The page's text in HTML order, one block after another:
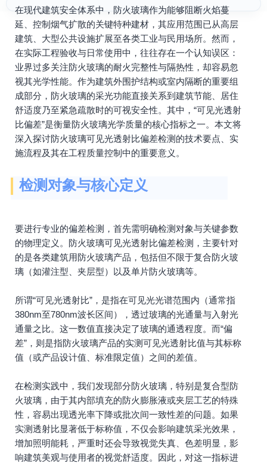
在现代建筑安全体系中，防火玻璃作为能够阻断火焰蔓
延、控制烟气扩散的关键特种建材，其应用范围已从高层
建筑、大型公共设施扩展至各类工业与民用场所。然而，
在实际工程验收与日常使用中，往往存在一个认知误区：
业界过多关注防火玻璃的耐火完整性与隔热性，却容易忽
视其光学性能。作为建筑外围护结构或室内隔断的重要组
成部分，防火玻璃的采光功能直接关系到建筑节能、居住
舒适度乃至紧急疏散时的可视安全性。其中，“可见光透射
比偏差”是衡量防火玻璃光学质量的核心指标之一。本文将
深入探讨防火玻璃可见光透射比偏差检测的技术要点、实
施流程及其在工程质量控制中的重要意义。
检测对象与核心定义
要进行专业的偏差检测，首先需明确检测对象与关键参数
的物理定义。防火玻璃可见光透射比偏差检测，主要针对
的是各类建筑用防火玻璃产品，包括但不限于复合防火玻
璃（如灌注型、夹层型）以及单片防火玻璃等。
所谓“可见光透射比”，是指在可见光光谱范围内（通常指
380nm至780nm波长区间），透过玻璃的光通量与入射光
通量之比。这一数值直接决定了玻璃的通透程度。而“偏
差”，则是指防火玻璃产品的实测可见光透射比值与其标称
值（或产品设计值、标准限定值）之间的差值。
在检测实践中，我们发现部分防火玻璃，特别是复合型防
火玻璃，由于其内部填充的防火膨胀液或夹层工艺的特殊
性，容易出现透光率下降或批次间一致性差的问题。如果
实测透射比显著低于标称值，不仅会影响建筑采光效果，
增加照明能耗，严重时还会导致视觉失真、色差明显，影
响建筑美观与使用者的视觉舒适度。因此，对这一指标进